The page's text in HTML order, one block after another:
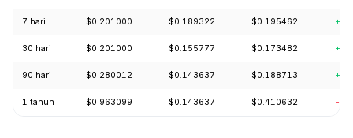
7 hari $0.201000 $0.189322 $0.195462
30 hari $0.201000 $0.155777 $0.173482
90 hari $0.280012 $0.143637 $0.188713
1 tahun $0.963099 $0.143637 $0.410632 -